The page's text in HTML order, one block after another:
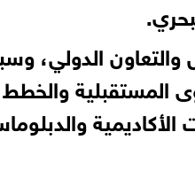
الدولي،
المستقبلية والخطط